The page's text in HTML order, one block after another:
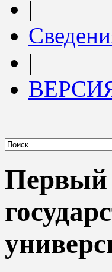
|
|
Первый